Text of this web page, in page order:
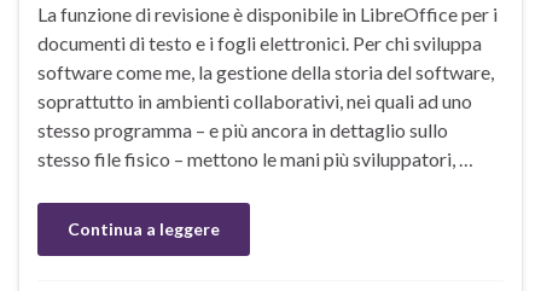
La funzione di revisione è disponibile in LibreOffice per i
documenti di testo e i fogli elettronici. Per chi sviluppa
software come me, la gestione della storia del software,
soprattutto in ambienti collaborativi, nei quali ad uno
stesso programma – e più ancora in dettaglio sullo
stesso file fisico – mettono le mani più sviluppatori, …
Continua a leggere